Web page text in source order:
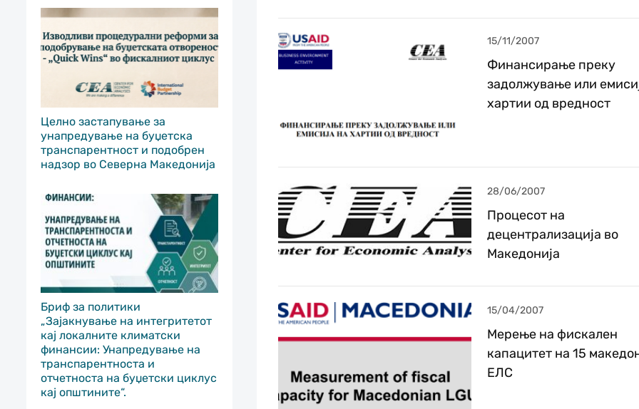
Целно застапување за
унапредување на буџетска
транспарентност и подобрен
надзор во Северна Македонија
Бриф за политики
„Зајакнување на интегритетот
кај локалните климатски
финансии: Унапредување на
транспарентноста и
отчетноста на буџетски циклус
кај општините“.
15/11/2007
Финансирање преку
задолжување или
хартии од вредност
28/06/2007
Процесот на
децентрализација во
Македонија
15/04/2007
Мерење на фискален
капацитет на 15
ЕЛС